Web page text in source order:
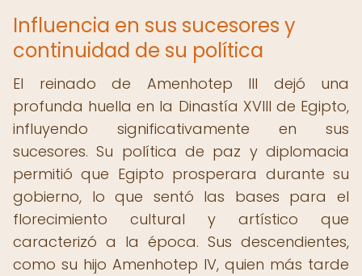
Influencia en sus sucesores y
continuidad de su política
El reinado de Amenhotep III dejó una
profunda huella en la Dinastía XVIII de Egipto,
influyendo significativamente en sus
sucesores. Su política de paz y diplomacia
permitió que Egipto prosperara durante su
gobierno, lo que sentó las bases para el
florecimiento cultural y artístico que
caracterizó a la época. Sus descendientes,
como su hijo Amenhotep IV, quien más tarde